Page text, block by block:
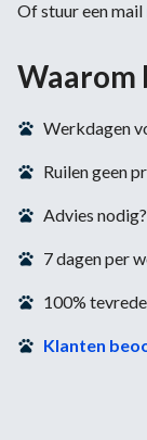
Of stuur een mail
Waarom
Werkdagen
Ruilen geen
Advies
7 dagen per
100%
Klanten